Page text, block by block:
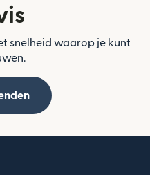
snelheid waarop je kunt